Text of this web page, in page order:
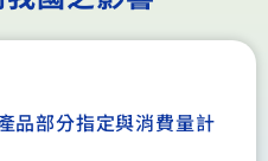
品部分指定與消費量計